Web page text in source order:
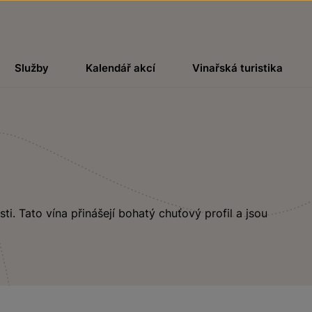
Služby Kalendář akcí Vinařská turistika
Tato vína přinášejí bohatý chuťový profil a jsou